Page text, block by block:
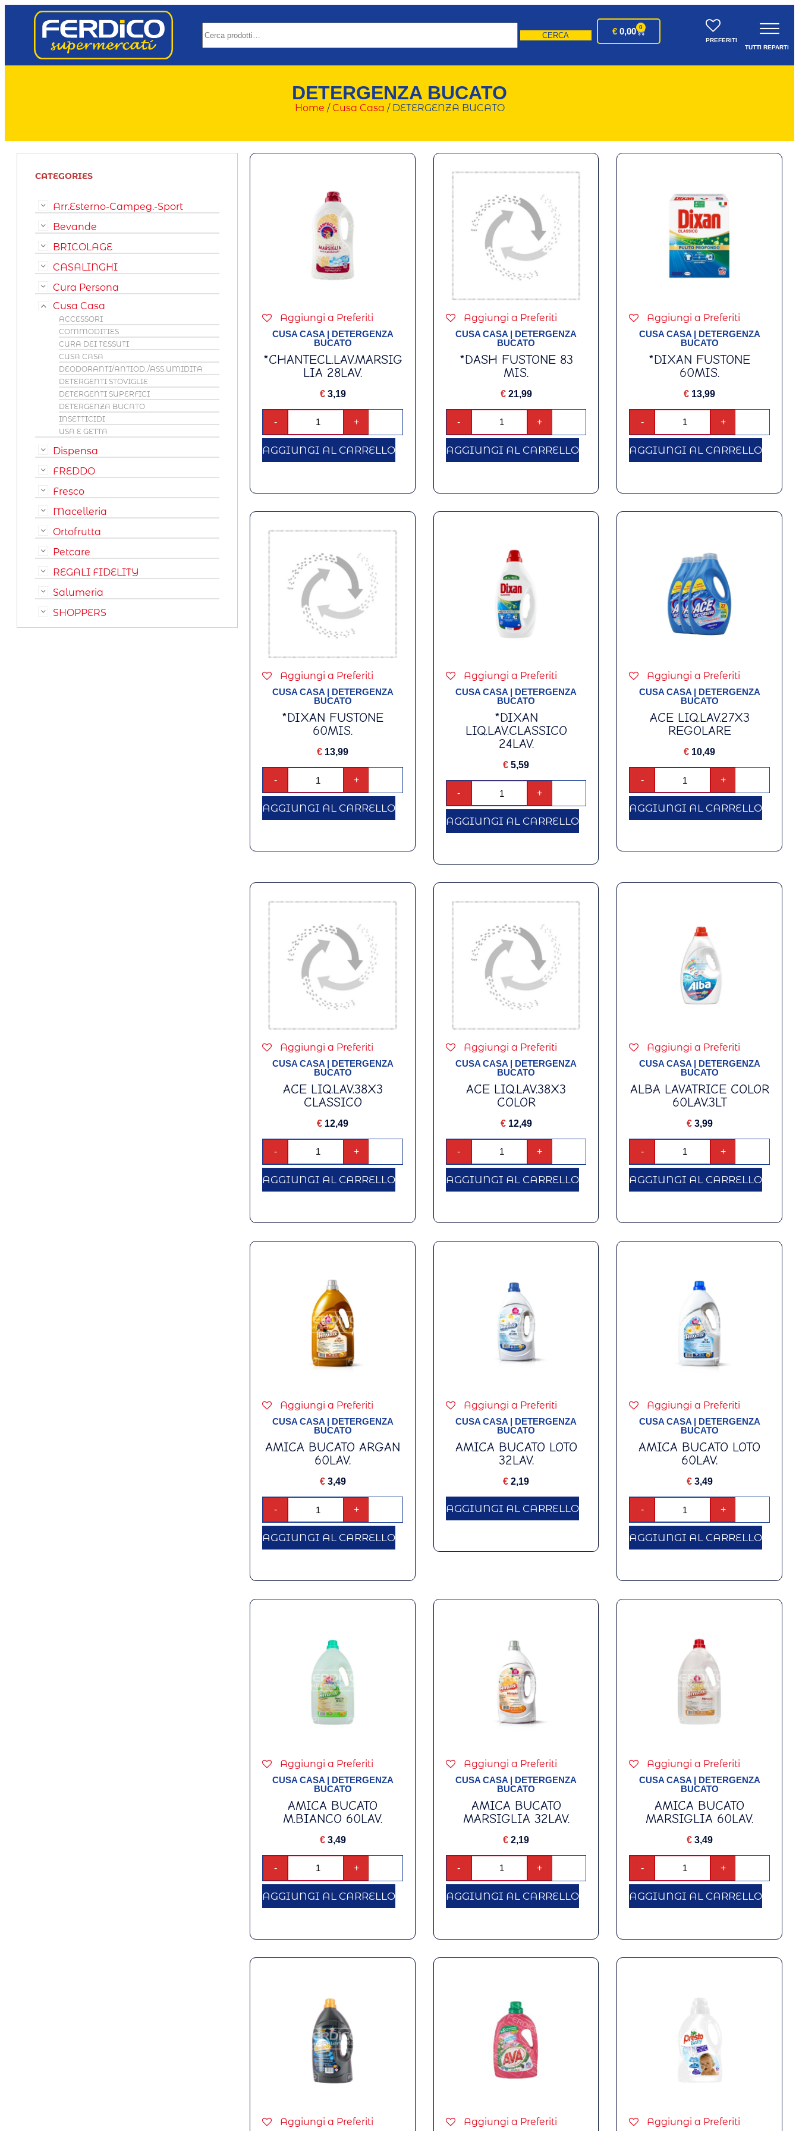
CERCA € 0,00 0
PREFERITI
TUTTI REPARTI
DETERGENZA BUCATO
Home /Cusa Casa / DETERGENZA BUCATO
CATEGORIES
Arr.Esterno-Campeg.-Sport
Bevande
BRICOLAGE
CASALINGHI
Cura Persona
Cusa Casa
ACCESSORI
COMMODITIES
CURA DEI TESSUTI
CUSA CASA
DEODORANTI/ANTIOD./ASS.UMIDITA
DETERGENTI STOVIGLIE
DETERGENTI SUPERFICI
DETERGENZA BUCATO
INSETTICIDI
USA E GETTA
Dispensa
FREDDO
Fresco
Macelleria
Ortofrutta
Petcare
REGALI FIDELITY
Salumeria
SHOPPERS
Aggiungi a Preferiti
CUSA CASA| DETERGENZA
BUCATO
*CHANTECL.LAV.MARSIG
LIA 28LAV.
€3,19
- +
AGGIUNGI AL CARRELLO
Aggiungi a Preferiti
CUSA CASA | DETERGENZA
BUCATO
*DASH FUSTONE 83
MIS.
€21,99
- +
AGGIUNGI AL CARRELLO
Aggiungi a Preferiti
CUSA CASA| DETERGENZA
BUCATO
*DIXAN FUSTONE
60MIS.
€ 13,99
- +
AGGIUNGI AL CARRELLO
Aggiungi a Preferiti
CUSA CASA| DETERGENZA
BUCATO
*DIXAN FUSTONE
60MIS.
€ 13,99
- +
AGGIUNGI AL CARRELLO
Aggiungi a Preferiti
CUSA CASA | DETERGENZA
BUCATO
*DIXAN
LIQ.LAV.CLASSICO
24LAV.
€ 5,59
- +
AGGIUNGI AL CARRELLO
Aggiungi a Preferiti
CUSA CASA| DETERGENZA
BUCATO
ACE LIQ.LAV.27X3
REGOLARE
€ 10,49
- +
AGGIUNGI AL CARRELLO
Aggiungi a Preferiti
CUSA CASA| DETERGENZA
BUCATO
ACE LIQ.LAV.38X3
CLASSICO
€ 12,49
- +
AGGIUNGI AL CARRELLO
Aggiungi a Preferiti
CUSA CASA | DETERGENZA
BUCATO
ACE LIQ.LAV.38X3
COLOR
€12,49
- +
AGGIUNGI AL CARRELLO
Aggiungi a Preferiti
CUSA CASA| DETERGENZA
BUCATO
ALBA LAVATRICE COLOR
60LAV.3LT
€3,99
- +
AGGIUNGI AL CARRELLO
Aggiungi a Preferiti
CUSA CASA| DETERGENZA
BUCATO
AMICA BUCATO ARGAN
60LAV.
€3,49
- +
AGGIUNGI AL CARRELLO
Aggiungi a Preferiti
CUSA CASA | DETERGENZA
BUCATO
AMICA BUCATO LOTO
32LAV.
€ 2,19
AGGIUNGI AL CARRELLO
Aggiungi a Preferiti
CUSA CASA| DETERGENZA
BUCATO
AMICA BUCATO LOTO
60LAV.
€3,49
- +
AGGIUNGI AL CARRELLO
Aggiungi a Preferiti
CUSA CASA| DETERGENZA
BUCATO
AMICA BUCATO
M.BIANCO 60LAV.
€3,49
- +
AGGIUNGI AL CARRELLO
Aggiungi a Preferiti
CUSA CASA | DETERGENZA
BUCATO
AMICA BUCATO
MARSIGLIA 32LAV.
€ 2,19
- +
AGGIUNGI AL CARRELLO
Aggiungi a Preferiti
CUSA CASA| DETERGENZA
BUCATO
AMICA BUCATO
MARSIGLIA 60LAV.
€3,49
- +
AGGIUNGI AL CARRELLO
Aggiungi a Preferiti Aggiungi a Preferiti Aggiungi a Preferiti